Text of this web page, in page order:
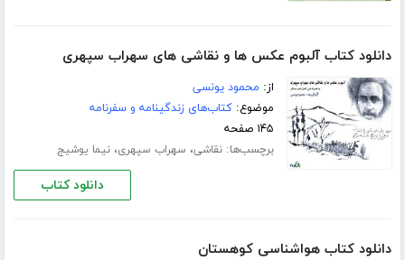
دانلود کتاب آلبوم عکس ها و نقاشی های سهراب سپهری
از: محمود یونسی
موضوع:کتاب‌های زندگینامه و سفرنامه
۱۴۵ صفحه
برچسب‌ها:نقاشی، سهراب سپهری،نیما یوشیج
دانلود کتاب
دانلود کتاب هواشناسی کوهستان